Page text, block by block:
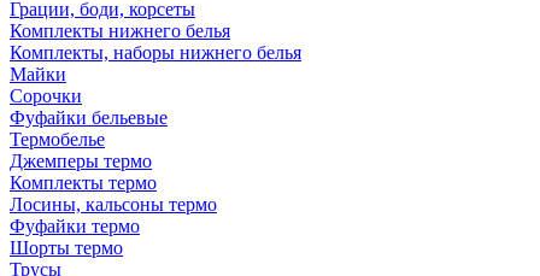
Грации, боди, корсеты
Комплекты нижнего белья
Комплекты, наборы нижнего белья
Майки
Сорочки
Фуфайки бельевые
Термобелье
Джемперы термо
Комплекты термо
Лосины, кальсоны термо
Фуфайки термо
Шорты термо
Трусы